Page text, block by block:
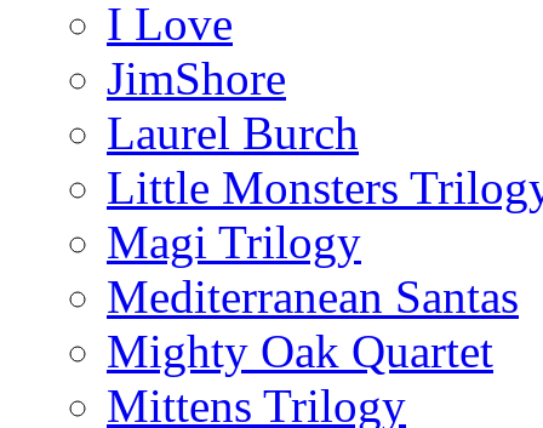
I Love
JimShore
Laurel Burch
Little Monsters
Magi Trilogy
Mediterranean Santas
Mighty Oak Quartet
Mittens Trilogy